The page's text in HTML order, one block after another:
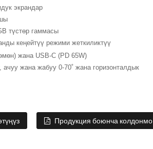
экрандар
түстөр гаммасы
кеңейтүү режими жеткиликтүү
жана USB-C (PD 65W)
ачуу жана жабуу 0-70˚ жана горизонталдык
Продукция боюнча колдонмо